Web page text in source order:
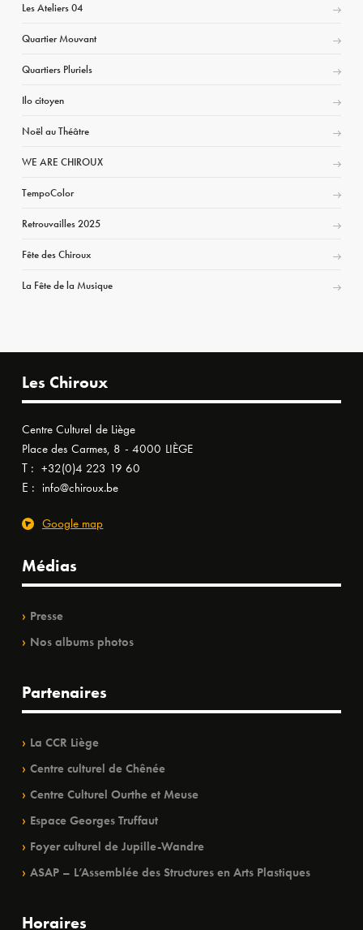
Les Ateliers 04
Quartier Mouvant
Quartiers Pluriels
Ilo citoyen
Noël au Théâtre
WE ARE CHIROUX
TempoColor
Retrouvailles 2025
Fête des Chiroux
La Fête de la Musique
Les Chiroux
Centre Culturel de Liège
Place des Carmes, 8 - 4000 LIÈGE
T : +32(0)4 223 19 60
E : info@chiroux.be
Google map
Médias
Presse
Nos albums photos
Partenaires
La CCR Liège
Centre culturel de Chênée
Centre Culturel Ourthe et Meuse
Espace Georges Truffaut
Foyer culturel de Jupille-Wandre
ASAP – L’Assemblée des Structures en Arts Plastiques
Horaires